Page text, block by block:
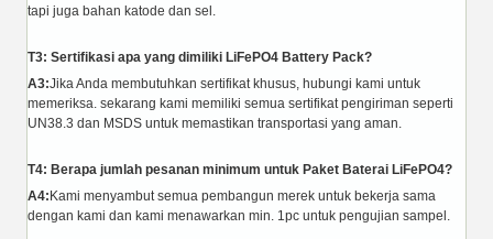
tapi juga bahan katode dan sel.
T3: Sertifikasi apa yang dimiliki LiFePO4 Battery Pack?
A3:Jika Anda membutuhkan sertifikat khusus, hubungi kami untuk
memeriksa. sekarang kami memiliki semua sertifikat pengiriman seperti
UN38.3 dan MSDS untuk memastikan transportasi yang aman.
T4: Berapa jumlah pesanan minimum untuk Paket Baterai LiFePO4?
A4: Kami menyambut semua pembangun merek untuk bekerja sama
dengan kami dan kami menawarkan min. 1pc untuk pengujian sampel.